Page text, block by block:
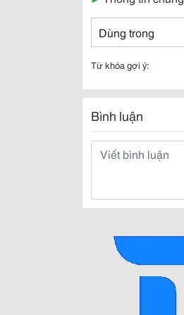
Dùng trong
Từ khóa gợi ý:
Bình luận